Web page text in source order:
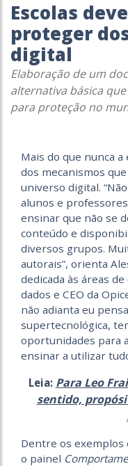
Escolas
proteger
digital
Elaboração de um
alternativa básica
para proteção no
Mais do que nunca
dos mecanismos
universo digital.
alunos e
ensinar que não se
conteúdo e
diversos grupos.
autorais”, orienta
dedicada às áreas
dados e CEO da
não adianta eu
supertecnológica,
oportunidades para
ensinar a utilizar
Leia: Para Leo
sentido,
Dentre os exemplos
o painel